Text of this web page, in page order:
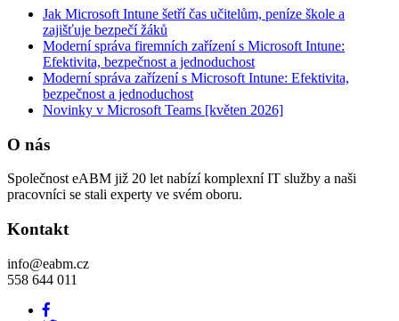
Jak Microsoft Intune šetří čas učitelům, peníze škole a
zajišťuje bezpečí žáků
Moderní správa firemních zařízení s Microsoft Intune:
Efektivita, bezpečnost a jednoduchost
Moderní správa zařízení s Microsoft Intune: Efektivita,
bezpečnost a jednoduchost
Novinky v Microsoft Teams [květen 2026]
O nás
Společnost eABM již 20 let nabízí komplexní IT služby a naši
pracovníci se stali experty ve svém oboru.
Kontakt
info@eabm.cz
558 644 011